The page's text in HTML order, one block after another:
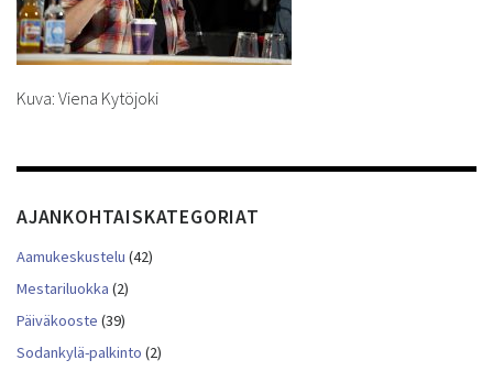
Kuva: Viena Kytöjoki
AJANKOHTAISKATEGORIAT
Aamukeskustelu (42)
Mestariluokka (2)
Päiväkooste (39)
Sodankylä-palkinto (2)